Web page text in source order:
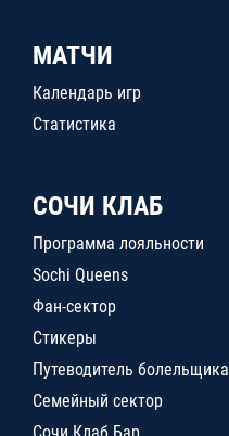
МАТЧИ
Календарь игр
Статистика
СОЧИ КЛАБ
Программа лояльности
Sochi Queens
Фан-сектор
Стикеры
Путеводитель болельщика
Семейный сектор